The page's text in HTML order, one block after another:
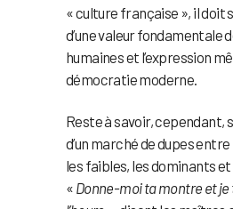
« culture française », il doit
d’une valeur fondamentale
humaines et l’expression
démocratie moderne.
Reste à savoir, cependant,
d’un marché de dupes
les faibles, les dominants
« Donne-moi ta montre et